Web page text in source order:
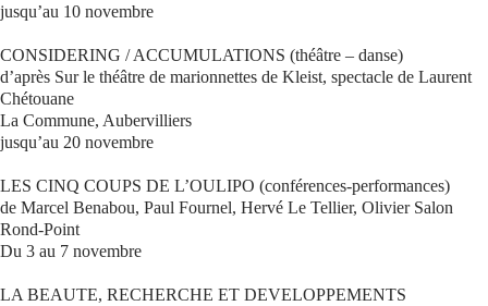
jusqu’au 10 novembre
CONSIDERING / ACCUMULATIONS (théâtre – danse)
d’après Sur le théâtre de marionnettes de Kleist, spectacle de Laurent
Chétouane
La Commune, Aubervilliers
jusqu’au 20 novembre
LES CINQ COUPS DE L’OULIPO (conférences-performances)
de Marcel Benabou, Paul Fournel, Hervé Le Tellier, Olivier Salon
Rond-Point
Du 3 au 7 novembre
LA BEAUTE, RECHERCHE ET DEVELOPPEMENTS